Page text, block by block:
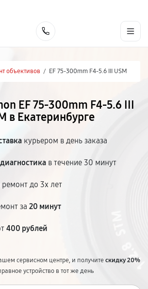
объективов / EF 75-300mm F4-5.6 III USM
EF 75-300mm F4-5.6 III
в Екатеринбурге
курьером в день заказа
в течение 30 минут
ремонт до 3х лет
за 20 минут
400 рублей
сервисном центре, и получитескидку 20%
устройство в тот же день